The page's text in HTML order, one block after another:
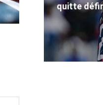
quitte